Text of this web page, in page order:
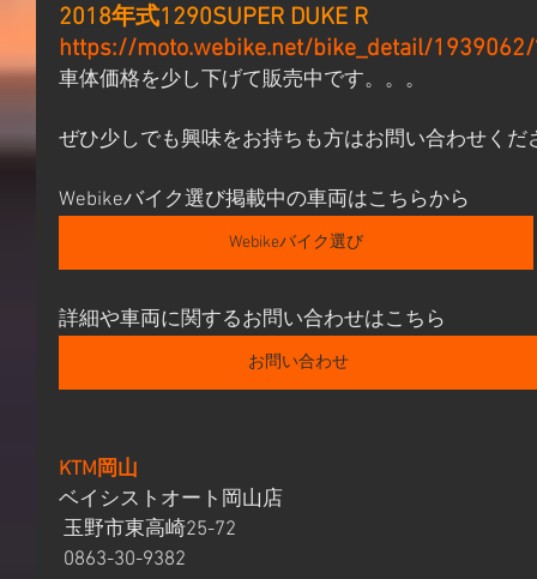
2018年式1290SUPER DUKE R
https://moto.webike.net/bike_detail/1939062/
車体価格を少し下げて販売中です。。。
ぜひ少しでも興味をお持ちも方はお問い合わせくだ
Webikeバイク選び掲載中の車両はこちらから
Webikeバイク選び
詳細や車両に関するお問い合わせはこちら
お問い合わせ
KTM岡山
ベイシストオート岡山店
玉野市東高崎25-72
0863-30-9382